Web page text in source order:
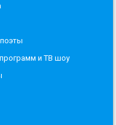
и ТВ шоу